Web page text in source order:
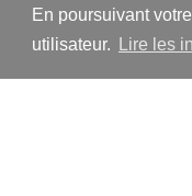
En poursuivant
utilisateur.
Lire les